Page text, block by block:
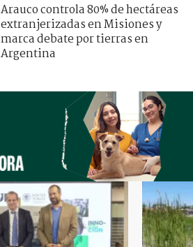
Arauco controla 80% de hectáreas
extranjerizadas en Misiones y
marca debate por tierras en
Argentina